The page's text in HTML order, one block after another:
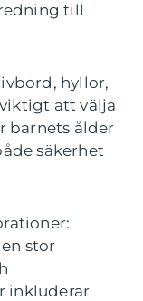
till
hyllor,
att välja
barnets ålder
säkerhet
stor
inkluderar